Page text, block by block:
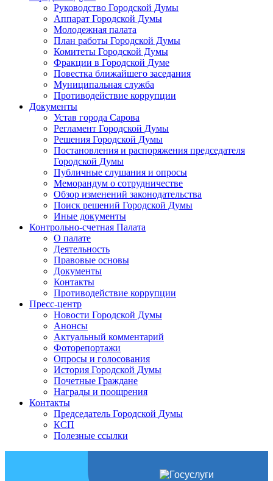
Руководство Городской Думы
Аппарат Городской Думы
Молодежная палата
План работы Городской Думы
Комитеты Городской Думы
Фракции в Городской Думе
Повестка ближайшего заседания
Муниципальная служба
Противодействие коррупции
Документы
Устав города Сарова
Регламент Городской Думы
Решения Городской Думы
Постановления и распоряжения председателя
Городской Думы
Публичные слушания и опросы
Меморандум о сотрудничестве
Обзор изменений законодательства
Поиск решений Городской Думы
Иные документы
Контрольно-счетная Палата
О палате
Деятельность
Правовые основы
Документы
Контакты
Противодействие коррупции
Пресс-центр
Новости Городской Думы
Анонсы
Актуальный комментарий
Фоторепортажи
Опросы и голосования
История Городской Думы
Почетные Граждане
Награды и поощрения
Контакты
Председатель Городской Думы
КСП
Полезные ссылки